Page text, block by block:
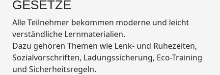
GESETZE
Alle Teilnehmer bekommen moderne und leicht
verständliche Lernmaterialien.
Dazu gehören Themen wie Lenk- und Ruhezeiten,
Sozialvorschriften, Ladungssicherung, Eco-Training
und Sicherheitsregeln.